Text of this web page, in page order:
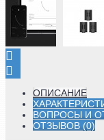
ОПИСАНИЕ
ВОПРОСЫ И
ОТЗЫВОВ (0)